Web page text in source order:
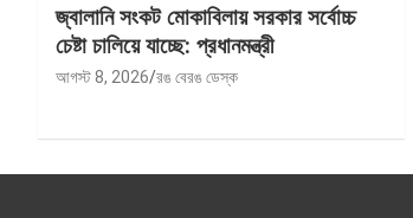
জ্বালানি সংকট মোকাবিলায় সরকার সর্বোচ্চ
চেষ্টা চালিয়ে যাচ্ছে: প্রধানমন্ত্রী
আগস্ট 8, 2026 রঙ বেরঙ ডেস্ক